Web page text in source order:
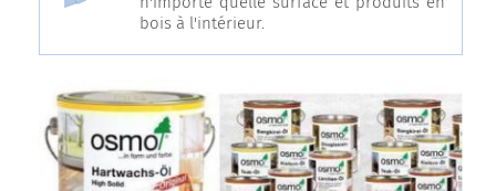
bois à l'intérieur.